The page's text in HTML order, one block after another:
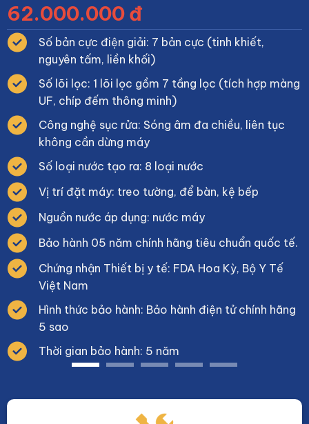
62.000.000 đ
Số bản cực điện giải: 7 bản cực (tinh khiết,
nguyên tấm, liền khối)
Số lõi lọc: 1 lõi lọc gồm 7 tầng lọc (tích hợp màng
UF, chíp đếm thông minh)
Công nghệ sục rửa: Sóng âm đa chiều, liên tục
không cần dừng máy
Số loại nước tạo ra: 8 loại nước
Vị trí đặt máy: treo tường, để bàn, kệ bếp
Nguồn nước áp dụng: nước máy
Bảo hành 05 năm chính hãng tiêu chuẩn quốc tế.
Chứng nhận Thiết bị y tế: FDA Hoa Kỳ, Bộ Y Tế
Việt Nam
Hình thức bảo hành: Bảo hành điện tử chính hãng
5 sao
Thời gian bảo hành: 5 năm